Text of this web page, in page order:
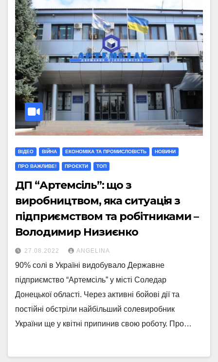
ВІДЕО ВІЙНА ЕКОНОМІКА ТА ПРОМИСЛОВІСТЬ НОВИНИ
ПРО ВАЖЛИВЕ! ПРОЄКТИ ТОП
ДП “Артемсіль”: що з
виробництвом, яка ситуація з
підприємством та робітниками –
Володимир Низиєнко
27.08.2022 ANGELINA
90% солі в Україні видобувало Державне
підприємство “Артемсіль” у місті Соледар
Донецької області. Через активні бойові дії та
постійні обстріли найбільший солевиробник
України ще у квітні припинив свою роботу. Про…